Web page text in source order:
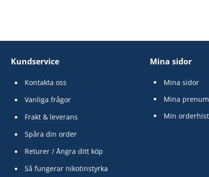
Kundservice
Kontakta oss
Vanliga frågor
Frakt & leverans
Spåra din order
Returer / Ångra ditt köp
Så fungerar nikotinstyrka
Mina sidor
Mina sidor
Mina
Min